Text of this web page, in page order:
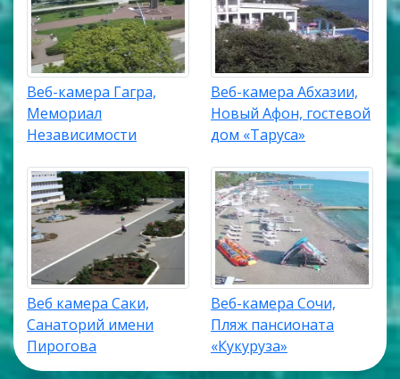
Веб-камера Гагра,
Мемориал
Независимости
Веб-камера Абхазии,
Новый Афон, гостевой
дом «Таруса»
Веб камера Саки,
Санаторий имени
Пирогова
Веб-камера Сочи,
Пляж пансионата
«Кукуруза»